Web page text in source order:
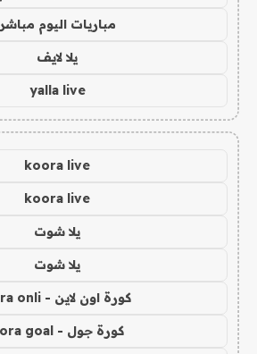
مباريات اليوم مباشر
يلا لايف
yalla live
koora live
koora live
يلا شوت
يلا شوت
كورة اون لاين - kora onli
كورة جول - kora goal